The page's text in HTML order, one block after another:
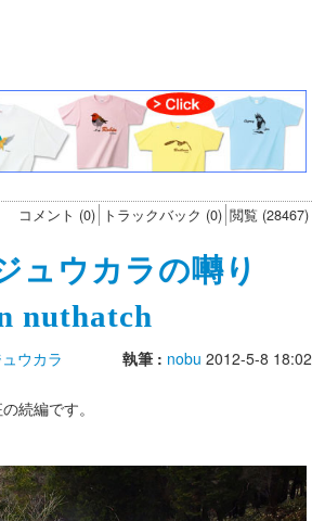
コメント (0) トラックバック (0) 閲覧 (28467)
ュウカラの囀り
nuthatch
ウカラ 執筆 : nobu 2012-5-8 18:02
続編です。